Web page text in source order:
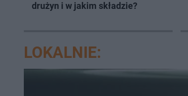
drużyn i w jakim składzie?
LOKALNIE: